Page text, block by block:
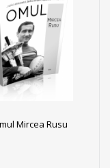
Mircea Rusu